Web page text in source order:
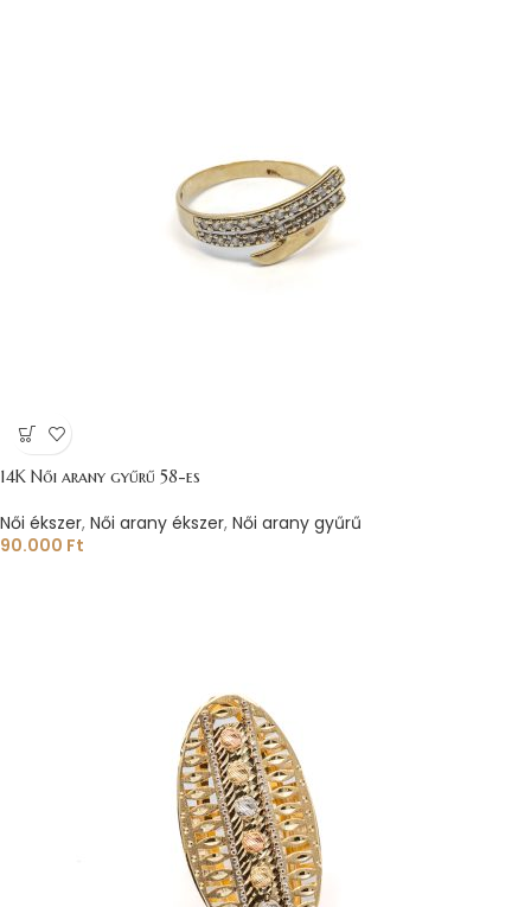
14K Női arany gyűrű 58-es
Női ékszer, Női arany ékszer, Női arany gyűrű
90.000 Ft